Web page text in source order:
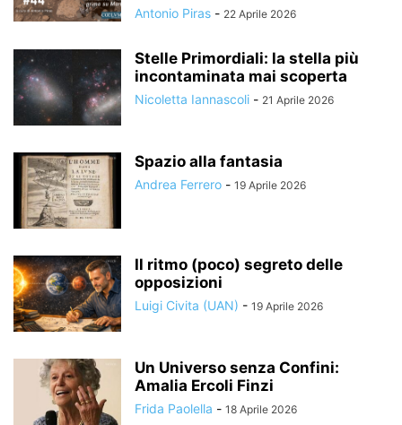
Antonio Piras - 22 Aprile 2026
Stelle Primordiali: la stella più
incontaminata mai scoperta
Nicoletta Iannascoli - 21 Aprile 2026
Spazio alla fantasia
Andrea Ferrero - 19 Aprile 2026
Il ritmo (poco) segreto delle
opposizioni
Luigi Civita (UAN) - 19 Aprile 2026
Un Universo senza Confini:
Amalia Ercoli Finzi
Frida Paolella - 18 Aprile 2026